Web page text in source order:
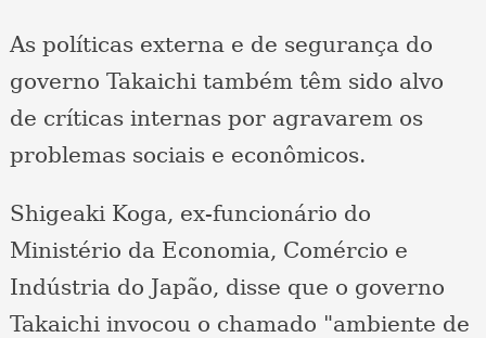
As políticas externa e de segurança do
governo Takaichi também têm sido alvo
de críticas internas por agravarem os
problemas sociais e econômicos.
Shigeaki Koga, ex-funcionário do
Ministério da Economia, Comércio e
Indústria do Japão, disse que o governo
Takaichi invocou o chamado "ambiente de